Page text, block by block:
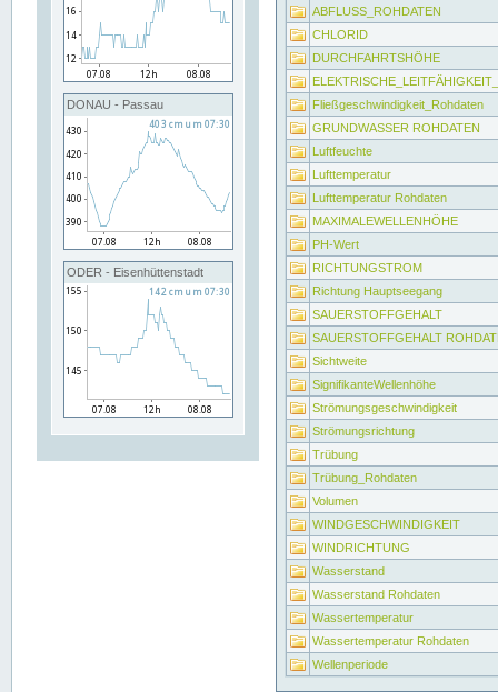
DONAU - Passau
ODER - Eisenhüttenstadt
ABFLUSS_ROHDATEN
CHLORID
DURCHFAHRTSHÖHE
Fließgeschwindigkeit_Rohdaten
GRUNDWASSER ROHDATEN
Luftfeuchte
Lufttemperatur
Lufttemperatur Rohdaten
MAXIMALEWELLENHÖHE
PH-Wert
RICHTUNGSTROM
Richtung Hauptseegang
SAUERSTOFFGEHALT
SAUERSTOFFGEHALT
Sichtweite
SignifikanteWellenhöhe
Strömungsgeschwindigkeit
Strömungsrichtung
Trübung
Trübung_Rohdaten
Volumen
WINDGESCHWINDIGKEIT
WINDRICHTUNG
Wasserstand
Wasserstand Rohdaten
Wassertemperatur
Wassertemperatur Rohdaten
Wellenperiode